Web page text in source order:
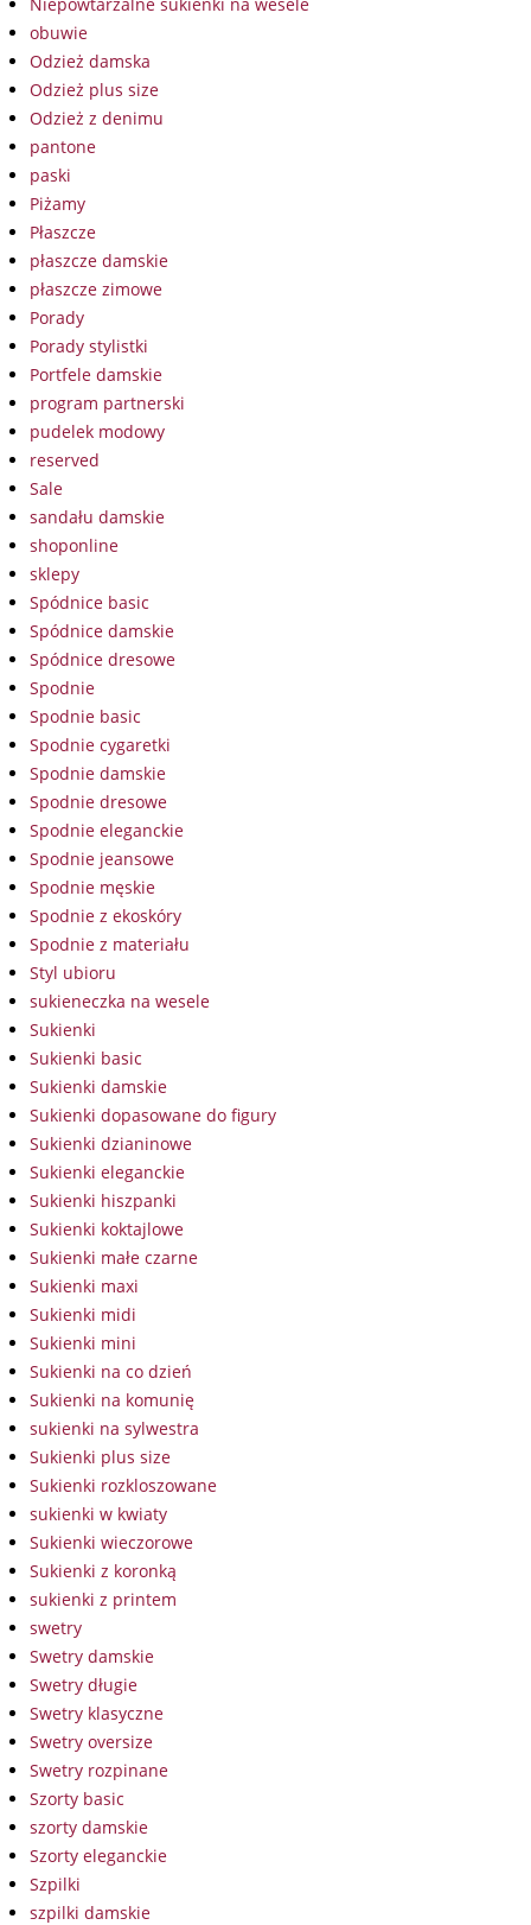
obuwie
Odzież damska
Odzież plus size
Odzież z denimu
pantone
paski
Piżamy
Płaszcze
płaszcze damskie
płaszcze zimowe
Porady
Porady stylistki
Portfele damskie
program partnerski
pudelek modowy
reserved
Sale
sandału damskie
shoponline
sklepy
Spódnice basic
Spódnice damskie
Spódnice dresowe
Spodnie
Spodnie basic
Spodnie cygaretki
Spodnie damskie
Spodnie dresowe
Spodnie eleganckie
Spodnie jeansowe
Spodnie męskie
Spodnie z ekoskóry
Spodnie z materiału
Styl ubioru
sukieneczka na wesele
Sukienki
Sukienki basic
Sukienki damskie
Sukienki dopasowane do figury
Sukienki dzianinowe
Sukienki eleganckie
Sukienki hiszpanki
Sukienki koktajlowe
Sukienki małe czarne
Sukienki maxi
Sukienki midi
Sukienki mini
Sukienki na co dzień
Sukienki na komunię
sukienki na sylwestra
Sukienki plus size
Sukienki rozkloszowane
sukienki w kwiaty
Sukienki wieczorowe
Sukienki z koronką
sukienki z printem
swetry
Swetry damskie
Swetry długie
Swetry klasyczne
Swetry oversize
Swetry rozpinane
Szorty basic
szorty damskie
Szorty eleganckie
Szpilki
szpilki damskie